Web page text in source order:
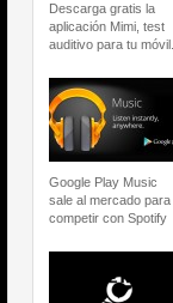
Descarga gratis la
aplicación Mimi, test
auditivo para tu móvil.
Google Play Music
sale al mercado para
competir con Spotify